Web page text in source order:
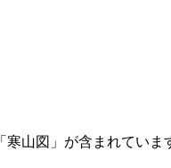
寒山図」が含まれていま